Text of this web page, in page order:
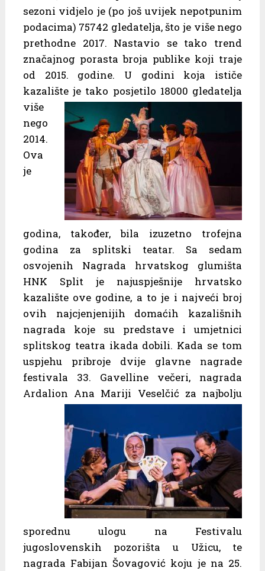
sezoni vidjelo je (po još uvijek nepotpunim
podacima) 75742 gledatelja, što je više nego
prethodne 2017. Nastavio se tako trend
značajnog porasta broja publike koji traje
od 2015. godine. U godini koja ističe
kazalište je tako posjetilo 18000 gledatelja
više
nego
2014.
Ova
je
godina, također, bila izuzetno trofejna
godina za splitski teatar. Sa sedam
osvojenih Nagrada hrvatskog glumišta
HNK Split je najuspješnije hrvatsko
kazalište ove godine, a to je i najveći broj
ovih najcjenjenijih domaćih kazališnih
nagrada koje su predstave i umjetnici
splitskog teatra ikada dobili. Kada se tom
uspjehu pribroje dvije glavne nagrade
festivala 33. Gavelline večeri, nagrada
Ardalion Ana Mariji Veselčić za najbolju
sporednu ulogu na Festivalu
jugoslovenskih pozorišta u Užicu, te
nagrada Fabijan Šovagović koju je na 25.